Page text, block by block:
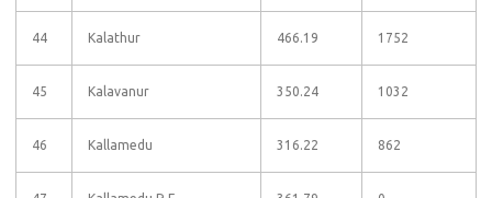
44 Kalathur 466.19 1752
45 Kalavanur 350.24 1032
46 Kallamedu 316.22 862